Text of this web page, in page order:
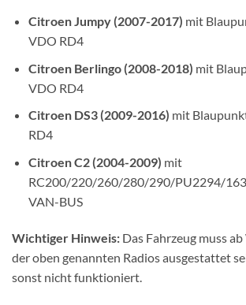
Citroen Jumpy (2007-2017) mit
VDO RD4
Citroen Berlingo (2008-2018) mit
VDO RD4
Citroen DS3 (2009-2016) mit
RD4
Citroen C2 (2004-2009) mit
RC200/220/260/280/290/PU2294/
VAN-BUS
Wichtiger Hinweis: Das Fahrzeug muss
der oben genannten Radios ausgestattet
sonst nicht funktioniert.